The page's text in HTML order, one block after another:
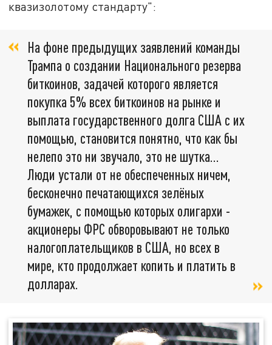
квазизолотому стандарту":
На фоне предыдущих заявлений команды
Трампа о создании Национального резерва
биткоинов, задачей которого является
покупка 5% всех биткоинов на рынке и
выплата государственного долга США с их
помощью, становится понятно, что как бы
нелепо это ни звучало, это не шутка…
Люди устали от не обеспеченных ничем,
бесконечно печатающихся зелёных
бумажек, с помощью которых олигархи -
акционеры ФРС обворовывают не только
налогоплательщиков в США, но всех в
мире, кто продолжает копить и платить в
долларах.